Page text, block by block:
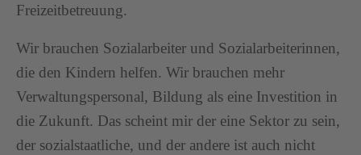
Freizeitbetreuung.
Wir brauchen Sozialarbeiter und Sozialarbeiterinnen,
die den Kindern helfen. Wir brauchen mehr
Verwaltungspersonal, Bildung als eine Investition in
die Zukunft. Das scheint mir der eine Sektor zu sein,
der sozialstaatliche, und der andere ist auch nicht